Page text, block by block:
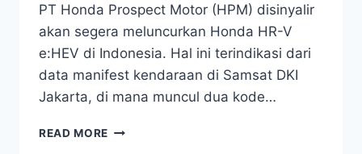
PT Honda Prospect Motor (HPM) disinyalir
akan segera meluncurkan Honda HR-V
e:HEV di Indonesia. Hal ini terindikasi dari
data manifest kendaraan di Samsat DKI
Jakarta, di mana muncul dua kode…
READ MORE